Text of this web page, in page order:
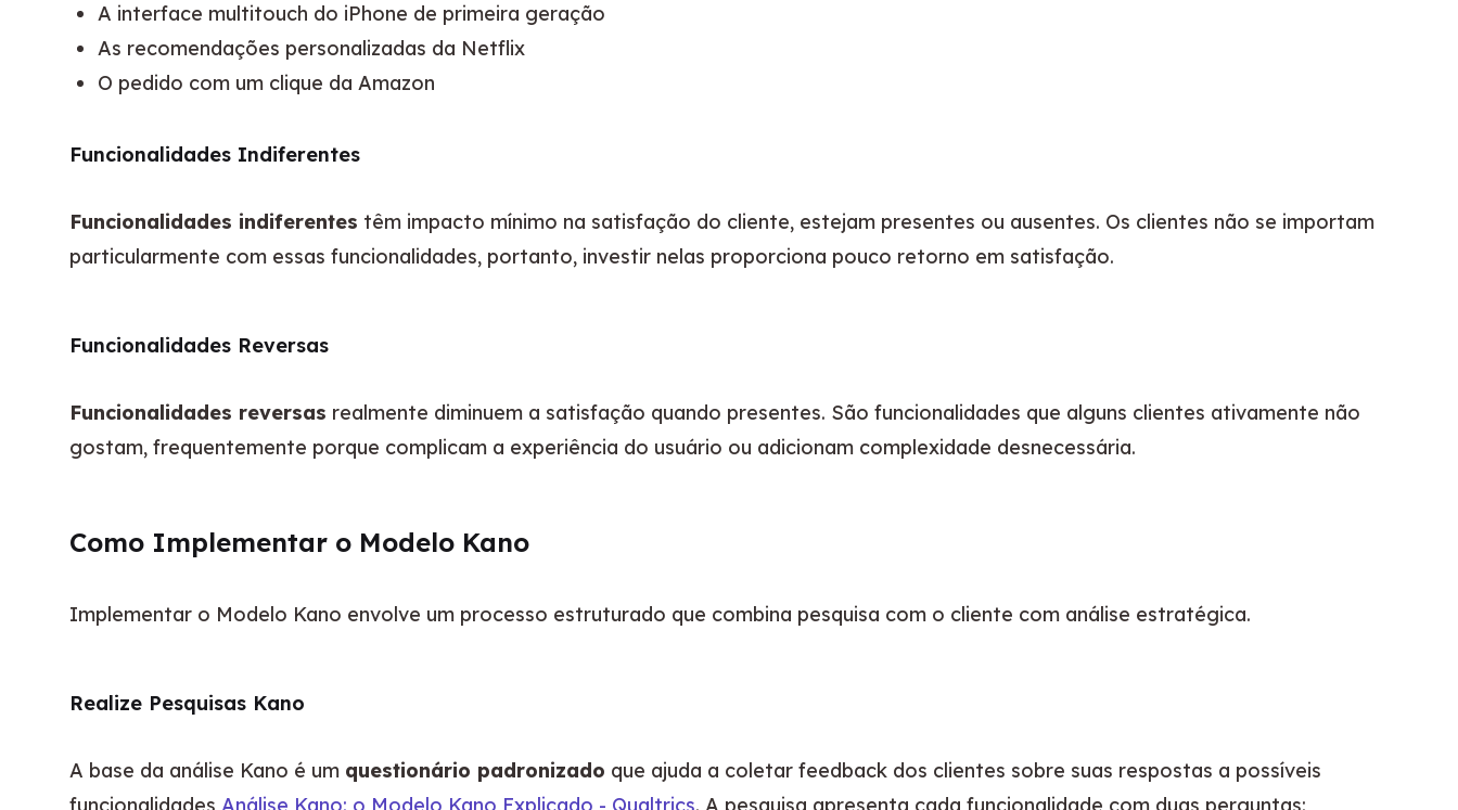
A interface multitouch do iPhone de primeira geração
As recomendações personalizadas da Netflix
O pedido com um clique da Amazon
Funcionalidades Indiferentes
Funcionalidades indiferentes têm impacto mínimo na satisfação do cliente, estejam presentes ou ausentes. Os clientes não se importam
particularmente com essas funcionalidades, portanto, investir nelas proporciona pouco retorno em satisfação.
Funcionalidades Reversas
Funcionalidades reversas realmente diminuem a satisfação quando presentes. São funcionalidades que alguns clientes ativamente não
gostam, frequentemente porque complicam a experiência do usuário ou adicionam complexidade desnecessária.
Como Implementar o Modelo Kano
Implementar o Modelo Kano envolve um processo estruturado que combina pesquisa com o cliente com análise estratégica.
Realize Pesquisas Kano
A base da análise Kano é um questionário padronizado que ajuda a coletar feedback dos clientes sobre suas respostas a possíveis